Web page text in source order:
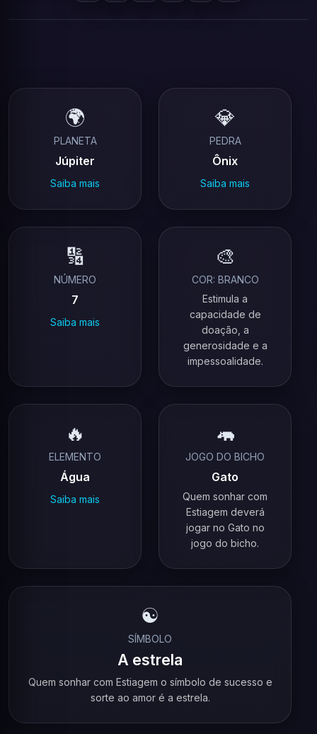
🌍
PLANETA
Júpiter
Saiba mais
💎
PEDRA
Ônix
Saiba mais
🔢
NÚMERO
7
Saiba mais
🎨
COR: BRANCO
Estimula a
capacidade de
doação, a
generosidade e a
impessoalidade.
🔥
ELEMENTO
Água
Saiba mais
🦛
JOGO DO BICHO
Gato
Quem sonhar com
Estiagem deverá
jogar no Gato no
jogo do bicho.
☯️
SÍMBOLO
A estrela
Quem sonhar com Estiagem o símbolo de sucesso e
sorte ao amor é a estrela.